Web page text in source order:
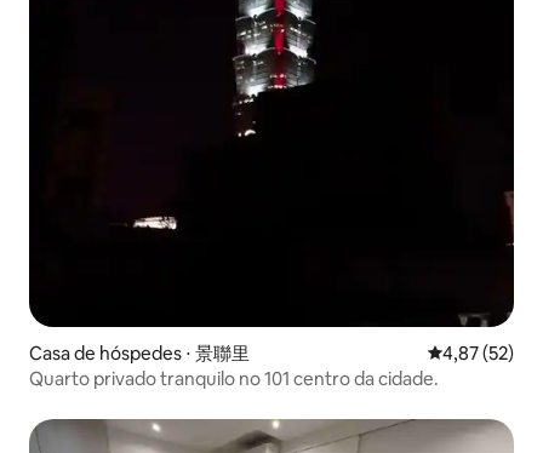
Casa de hóspedes ⋅ 景聯里 4,87 de uma
4,87 (52)
Quarto privado tranquilo no 101 centro da cidade.